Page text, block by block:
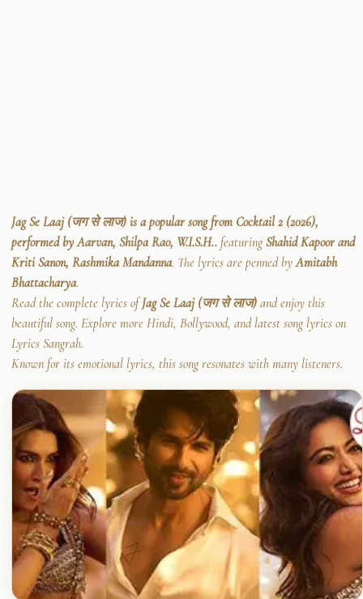
Jag Se Laaj (जग से लाज) is a popular song from Cocktail 2 (2026),
performed by Aarvan, Shilpa Rao, W.I.S.H.. featuringShahid Kapoor and
Kriti Sanon, Rashmika Mandanna. The lyrics are penned byAmitabh
Bhattacharya.
Read the complete lyrics ofJag Se Laaj (जग से लाज) and enjoy this
beautiful song. Explore more Hindi, Bollywood, and latest song lyrics on
Lyrics Sangrah.
Known for its emotional lyrics, this song resonates with many listeners.